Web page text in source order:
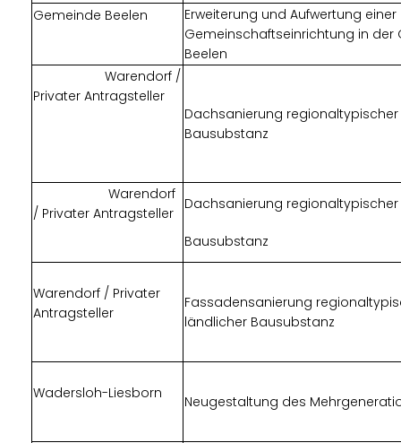
Gemeinde Beelen
Erweiterung und Aufwertung
Gemeinschaftseinrichtung in der
Beelen
Warendorf /
Privater Antragsteller
Dachsanierung
Bausubstanz
Warendorf
/ Privater Antragsteller
Dachsanierung
Bausubstanz
Warendorf / Privater
Antragsteller
Fassadensanierung
ländlicher Bausubstanz
Wadersloh-Liesborn Neugestaltung des